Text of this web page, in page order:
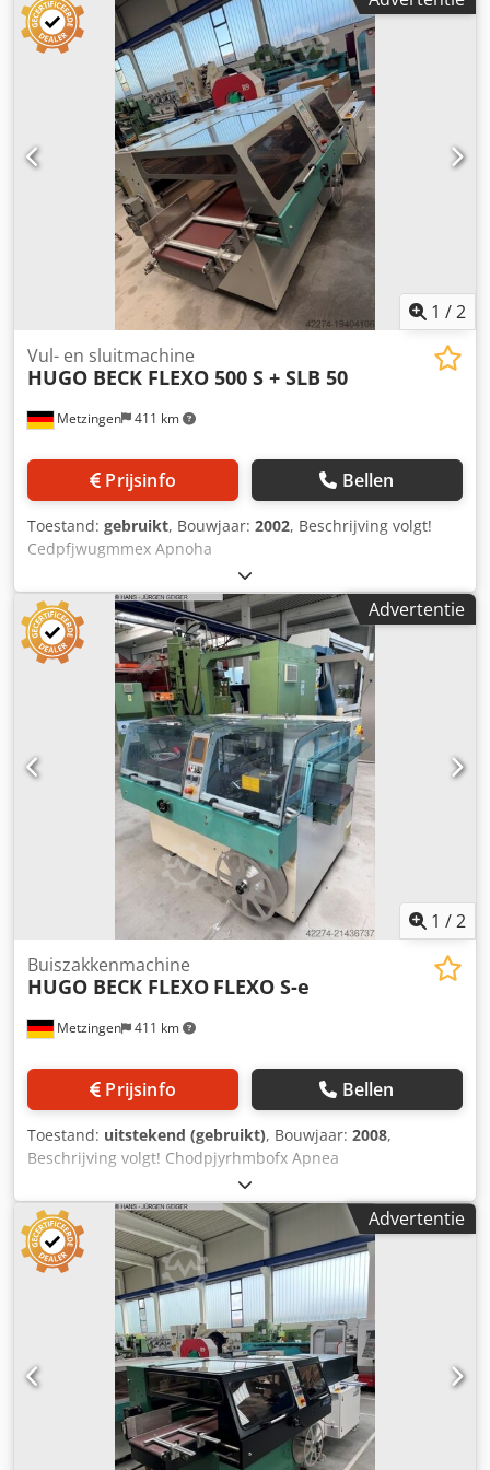
Wiegetechnik HDW 10 3,5, bouwjaar: 2004, inhoud per bak:
3,5 l, aantal weegkoppen: 10, besturing: MD 400 E. 2)
Verticale vorm-, vul- en afsluitmachine Deltapack DE 420
FU, bouwjaar: 2004, maximale foliebreedte: 740 mm,
lengte van de langsnaden: 540 mm, lengte van de
dwarsnaden: 430 mm, breedte van de lasbekken: 450 mm,
machineafmetingen X/Y/Z: ca. 2300 mm/1550 mm/1800
mm. Documentatie is aanwezig. Een bezichtiging ter
plaatse is mogelijk. Chjdsznx Hvjpfx Apnsa
1 /2
Metzingen 411 km
Vul- en sluitmachine
HUGO BECK FLEXO 500 S + SLB 50
Prijsinfo Bellen
Toestand: gebruikt, Bouwjaar: 2002, Beschrijving volgt!
Cedpfjwugmmex Apnoha
Advertentie
1 /2
Metzingen 411 km
Buiszakkenmachine
HUGO BECK FLEXO FLEXO S-e
Prijsinfo Bellen
Toestand: uitstekend (gebruikt), Bouwjaar: 2008,
Beschrijving volgt! Chodpjyrhmbofx Apnea
Advertentie